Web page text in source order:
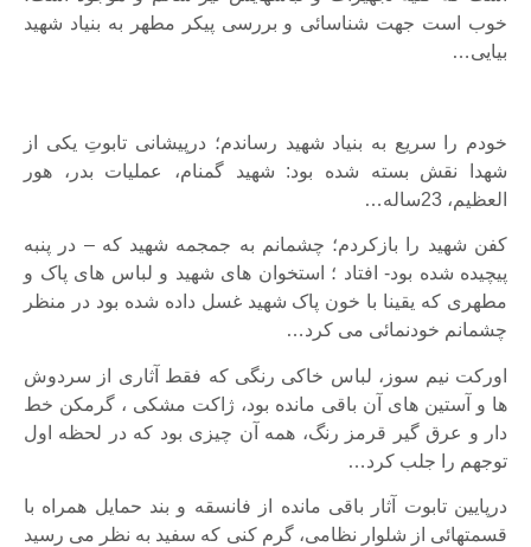
خوب است جهت شناسائی و بررسی پیکر مطهر به بنیاد شهید
بیایی…
خودم را سریع به بنیاد شهید رساندم؛ درپیشانی تابوتِ یکی از
شهدا نقش بسته شده بود: شهید گمنام، عملیات بدر، هور
العظیم، 23ساله…
کفن شهید را بازکردم؛ چشمانم به جمجمه شهید که – در پنبه
پیچیده شده بود- افتاد ؛ استخوان های شهید و لباس های پاک و
مطهری که یقینا با خون پاک شهید غسل داده شده بود در منظر
چشمانم خودنمائی می کرد…
اورکت نیم سوز، لباس خاکی رنگی که فقط آثاری از سردوش
ها و آستین های آن باقی مانده بود، ژاکت مشکی ، گرمکن خط
دار و عرق گیر قرمز رنگ، همه آن چیزی بود که در لحظه اول
توجهم را جلب کرد…
درپایین تابوت آثار باقی مانده از فانسقه و بند حمایل همراه با
قسمتهائی از شلوار نظامی، گرم کنی که سفید به نظر می رسید